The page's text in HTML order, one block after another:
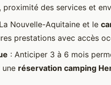
des services et
Nouvelle-Aquitaine et le
prestations avec accès
: Anticiper 3 à 6 mois
réservation camping